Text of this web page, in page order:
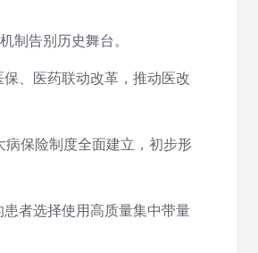
制告别历史舞台。
、医药联动改革，推动医改
保险制度全面建立，初步形
者选择使用高质量集中带量